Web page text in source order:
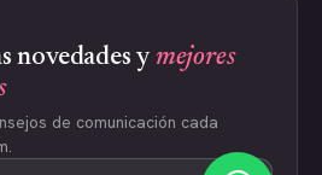
novedades y mejores
de comunicación cada